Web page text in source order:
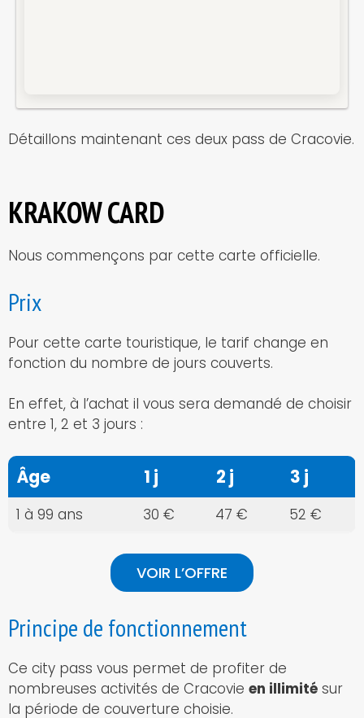
Détaillons maintenant ces deux pass de Cracovie.
KRAKOW CARD
Nous commençons par cette carte officielle.
Prix
Pour cette carte touristique, le tarif change en
fonction du nombre de jours couverts.
En effet, à l’achat il vous sera demandé de choisir
entre 1, 2 et 3 jours :
Âge 1 j 2 j 3 j
1 à 99 ans 30 € 47 € 52 €
VOIR L’OFFRE
Principe de fonctionnement
Ce city pass vous permet de profiter de
nombreuses activités de Cracovie en illimité sur
la période de couverture choisie.